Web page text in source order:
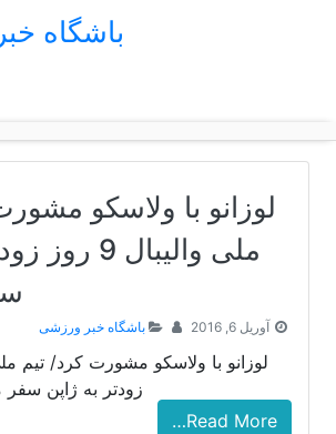
باشگاه
لوزانو با ولاسکو
ملی والیبال
آوریل 6, 2016 باشگاه خبر ورزشی
زودتر به ژاپن
Read More…